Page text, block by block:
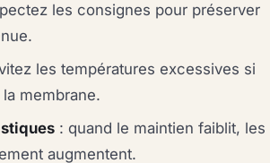
les consignes pour préserver
les températures excessives si
membrane.
: quand le maintien faiblit, les
augmentent.